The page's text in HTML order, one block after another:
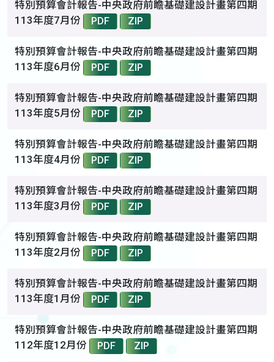
特別預算會計報告-中央政府前瞻基礎建設計畫第四期
113年度7月份
PDF ZIP
特別預算會計報告-中央政府前瞻基礎建設計畫第四期
113年度6月份
PDF ZIP
特別預算會計報告-中央政府前瞻基礎建設計畫第四期
113年度5月份
PDF ZIP
特別預算會計報告-中央政府前瞻基礎建設計畫第四期
113年度4月份
PDF ZIP
特別預算會計報告-中央政府前瞻基礎建設計畫第四期
113年度3月份
PDF ZIP
特別預算會計報告-中央政府前瞻基礎建設計畫第四期
113年度2月份
PDF ZIP
特別預算會計報告-中央政府前瞻基礎建設計畫第四期
113年度1月份
PDF ZIP
特別預算會計報告-中央政府前瞻基礎建設計畫第四期
112年度12月份
PDF ZIP